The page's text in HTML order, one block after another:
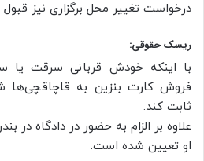
درخواست تغییر محل برگزاری نیز
ریسک حقوقی:
با اینکه خودش قربانی سرقت یا
فروش کارت بنزین به قاچاقچی‌ها
ثابت کند.
علاوه بر الزام به حضور در دادگاه در
او تعیین شده است.